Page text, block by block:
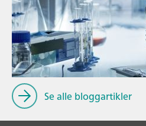
// Article
// Education & basic research
// Metals & mining
Se alle bloggartikler